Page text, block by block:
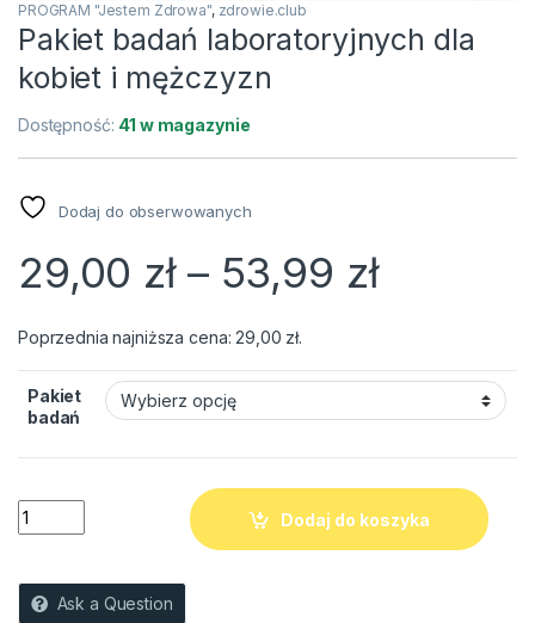
PROGRAM "Jestem Zdrowa", zdrowie.club
Pakiet badań laboratoryjnych dla
kobiet i mężczyzn
Dostępność: 41 w magazynie
Dodaj do obserwowanych
29,00 zł – 53,99 złZakres
Poprzednia najniższa cena:29,00 zł.
Pakiet
badań
Pakiet badań laboratoryjnych dla kobiet i mężczyzn quantity
Dodaj do koszyka
Ask a Question